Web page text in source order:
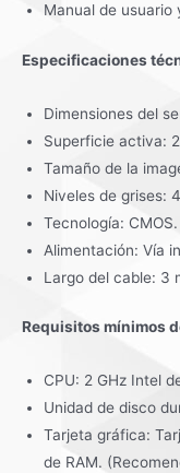
Manual de usuario
Especificaciones
Dimensiones del
Superficie activa:
Tamaño de la
Niveles de grises:
Tecnología: CMOS.
Alimentación: Vía
Largo del cable: 3
Requisitos mínimos
CPU: 2 GHz Intel
Unidad de disco
Tarjeta gráfica:
de RAM.